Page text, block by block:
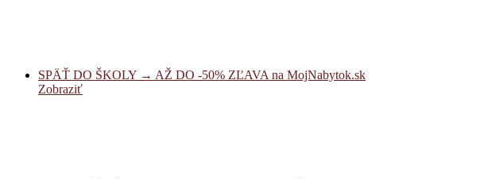
SPÄŤ DO ŠKOLY → AŽ DO -50% ZĽAVA na MojNabytok.sk
Zobraziť